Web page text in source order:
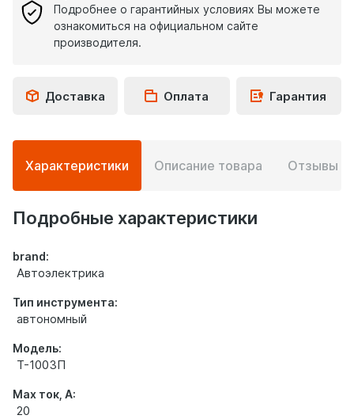
Подробнее о гарантийных условиях Вы можете
ознакомиться на официальном сайте
производителя.
Доставка Оплата Гарантия
Подробная
информация
о
товаре
Характеристики Описание товара Отзывы
Подробные характеристики
brand:
Автоэлектрика
Тип инструмента:
автономный
Модель:
Т-1003П
Max ток, А:
20